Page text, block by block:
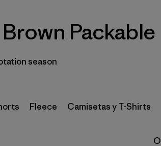
Packable
season
Fleece Camisetas y T-Shirts